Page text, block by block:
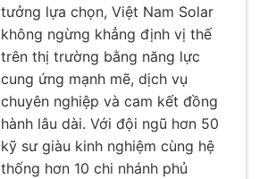
tưởng lựa chọn, Việt Nam Solar
không ngừng khẳng định vị thế
trên thị trường bằng năng lực
cung ứng mạnh mẽ, dịch vụ
chuyên nghiệp và cam kết đồng
hành lâu dài. Với đội ngũ hơn 50
kỹ sư giàu kinh nghiệm cùng hệ
thống hơn 10 chi nhánh phủ